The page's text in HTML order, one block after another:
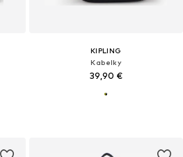
KIPLING
Kabelky
39,90 €